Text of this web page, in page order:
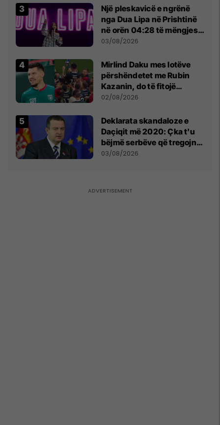
Një pleskavicë e ngrënë
nga Dua Lipa në Prishtinë
në orën 04:28 të mëngjesit
- dhe bota digjitale serbe
03/08/2026
Mirlind Daku mes lotëve
përshëndetet me Rubin
Kazanin, do të fitojë
miliona te Spartak Moska
02/08/2026
​Deklarata skandaloze e
Daçiqit më 2020: Çka t'u
bëjmë serbëve që tregojnë
ku janë varrosur shqiptarët
03/08/2026